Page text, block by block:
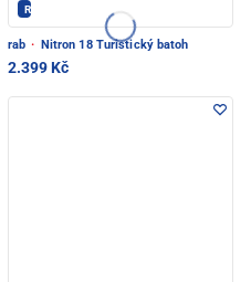
Rab - PEC POD SNĚŽKOU
rab · Nitron 18 Turistický batoh
2.399 Kč